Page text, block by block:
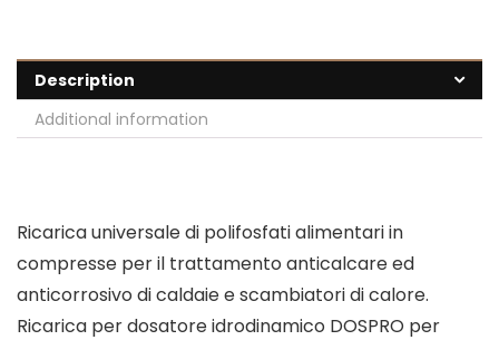
Description
Additional information
Ricarica universale di polifosfati alimentari in
compresse per il trattamento anticalcare ed
anticorrosivo di caldaie e scambiatori di calore.
Ricarica per dosatore idrodinamico DOSPRO per